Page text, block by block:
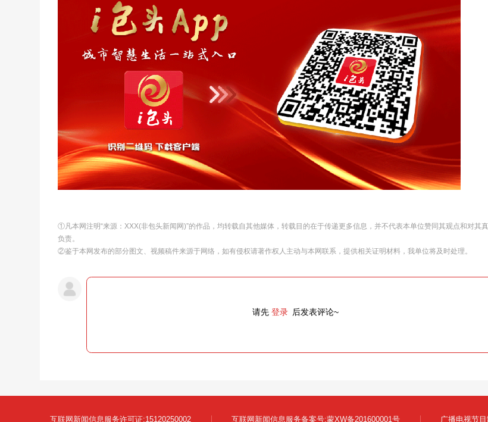
①凡本网注明“来源：XXX(非包头新闻网)”的作品，均转载自其他媒体，转载目的在于传递更多信息，并不代表本单位赞同其观点和对其
负责。
②鉴于本网发布的部分图文、视频稿件来源于网络，如有侵权请著作权人主动与本网联系，提供相关证明材料，我单位将及时处理。
请先 登录 后发表评论~
互联网新闻信息服务许可证:15120250002 互联网新闻信息服务备案号:蒙XW备201600001号 广播电视节